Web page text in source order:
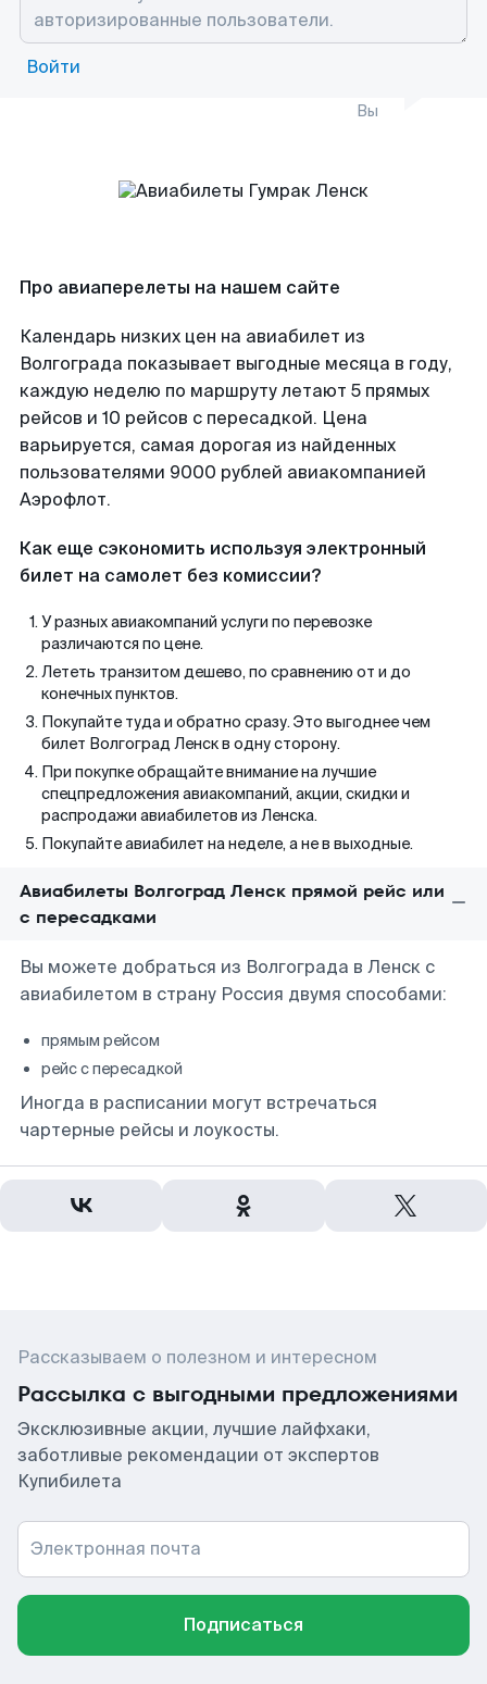
Войти
Вы
Про авиаперелеты на нашем сайте
Календарь низких цен на авиабилет из
Волгограда показывает выгодные месяца в году,
каждую неделю по маршруту летают 5 прямых
рейсов и 10 рейсов с пересадкой. Цена
варьируется, самая дорогая из найденных
пользователями 9000 рублей авиакомпанией
Аэрофлот.
Как еще сэкономить используя электронный
билет на самолет без комиссии?
У разных авиакомпаний услуги по перевозке
различаются по цене.
Лететь транзитом дешево, по сравнению от и до
конечных пунктов.
Покупайте туда и обратно сразу. Это выгоднее чем
билет Волгоград Ленск в одну сторону.
При покупке обращайте внимание на лучшие
спецпредложения авиакомпаний, акции, скидки и
распродажи авиабилетов из Ленска.
Покупайте авиабилет на неделе, а не в выходные.
Авиабилеты Волгоград Ленск прямой рейс или
с пересадками
Вы можете добраться из Волгограда в Ленск с
авиабилетом в страну Россия двумя способами:
прямым рейсом
рейс с пересадкой
Иногда в расписании могут встречаться
чартерные рейсы и лоукосты.
Рассказываем о полезном и интересном
Рассылка с выгодными предложениями
Эксклюзивные акции, лучшие лайфхаки,
заботливые рекомендации от экспертов
Купибилета
Электронная почта
Подписаться